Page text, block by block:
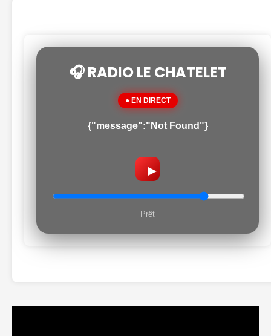
🎧 RADIO LE CHATELET
● EN DIRECT
{"message":"Not Found"}
▶
Prêt